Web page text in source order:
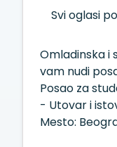
Svi oglasi
Omladinska i
vam nudi
Posao za
- Utovar i
Mesto: